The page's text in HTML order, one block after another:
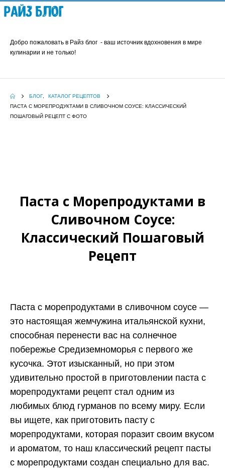
Райз Блог
Добро пожаловать в Райз блог - ваш источник вдохновения в мире
кулинарии и не только!
БЛОГ,
КАТАЛОГ РЕЦЕПТОВ
ПАСТА С МОРЕПРОДУКТАМИ В СЛИВОЧНОМ СОУСЕ: КЛАССИЧЕСКИЙ
ПОШАГОВЫЙ РЕЦЕПТ С ФОТО
Паста с Морепродуктами в
Сливочном Соусе:
Классический Пошаговый
Рецепт
Паста с морепродуктами в сливочном соусе —
это настоящая жемчужина итальянской кухни,
способная перенести вас на солнечное
побережье Средиземноморья с первого же
кусочка. Этот изысканный, но при этом
удивительно простой в приготовлении паста с
морепродуктами рецепт стал одним из
любимых блюд гурманов по всему миру. Если
вы ищете, как приготовить пасту с
морепродуктами, которая поразит своим вкусом
и ароматом, то наш классический рецепт пасты
с морепродуктами создан специально для вас.